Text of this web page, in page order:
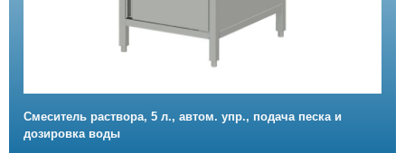
Смеситель раствора, 5 л., автом. упр., подача песка и
дозировка воды